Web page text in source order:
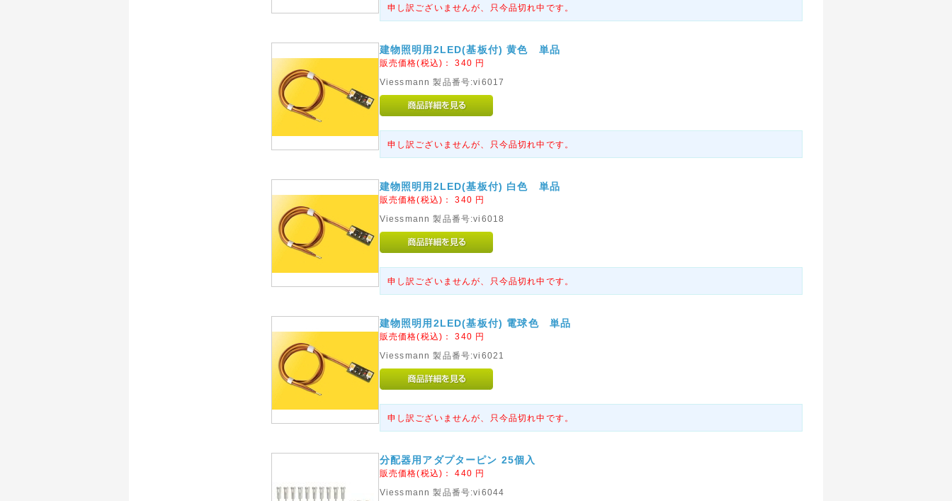
申し訳ございませんが、只今品切れ中です。
建物照明用2LED(基板付) 黄色 単品
販売価格(税込)：340 円
Viessmann 製品番号:vi6017
申し訳ございませんが、只今品切れ中です。
建物照明用2LED(基板付) 白色 単品
販売価格(税込)：340 円
Viessmann 製品番号:vi6018
申し訳ございませんが、只今品切れ中です。
建物照明用2LED(基板付) 電球色 単品
販売価格(税込)：340 円
Viessmann 製品番号:vi6021
申し訳ございませんが、只今品切れ中です。
分配器用アダプターピン 25個入
販売価格(税込)：440 円
Viessmann 製品番号:vi6044